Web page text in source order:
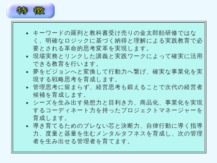
キーワードの羅列と教科書受け売りの金太郎飴研修ではな
く、明確なロジックに基づく納得と理解による実践教育で必
要とされる革命的思考変革を実現します。
現場実務とリンクした講義と実践ワークによって確実に活用
できる教育を行います。
夢をビジョンへと変換して行動力へ繋げ、確実な事業化を実
現する戦略思考を育成します。
管理思考に留まらず、経営思考も鍛えることで次代の経営者
候補を育成します。
シーズを生み出す発想力と目利き力、商品化、事業化を実現
するコーディネート力を持ったプロジェクトマネージャーを
育成します。
導き育てるためのブレない芯と決断力、自律行動に導く指導
力、度量と器量を生むメンタルタフネスを育成し、次の管理
者を生み出せる管理者を育てます。